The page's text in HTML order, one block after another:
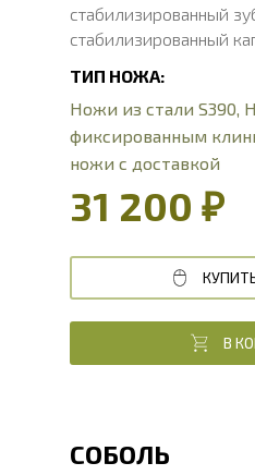
стабилизированный
стабилизированный
ТИП НОЖА:
Ножи из стали S390,
фиксированным
ножи с доставкой
31 200 ₽
В
СОБОЛЬ